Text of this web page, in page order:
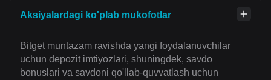
Aksiyalardagi ko'plab mukofotlar
Bitget muntazam ravishda yangi foydalanuvchilar
uchun depozit imtiyozlari, shuningdek, savdo
bonuslari va savdoni qo'llab-quvvatlash uchun